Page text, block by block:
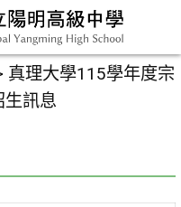
真理大學115學年度宗
生訊息